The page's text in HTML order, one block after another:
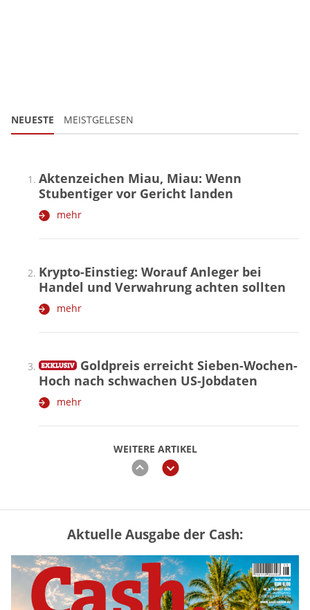
NEUESTE MEISTGELESEN
WEITERE ARTIKEL
zurückweiter
Aktenzeichen Miau, Miau: Wenn
Stubentiger vor Gericht landen
mehr
Krypto-Einstieg: Worauf Anleger bei
Handel und Verwahrung achten sollten
mehr
Goldpreis erreicht Sieben-Wochen-
Hoch nach schwachen US-Jobdaten
mehr
Vermieter-Zutritt: Wann Mieter
die Wohnung öffnen müssen
mehr
Aktuelle Ausgabe der Cash: